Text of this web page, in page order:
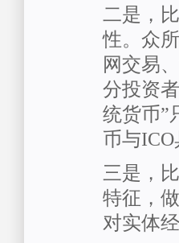
二是，
性。众
网交易
分投资
统货币”
币与
三是，
特征，
对实体